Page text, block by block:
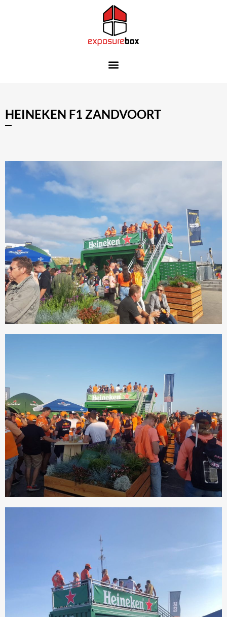
HEINEKEN F1 ZANDVOORT